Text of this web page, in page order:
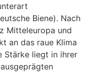
Biene). Nach
Mitteleuropa und
an das raue Klima
Stärke liegt in ihrer